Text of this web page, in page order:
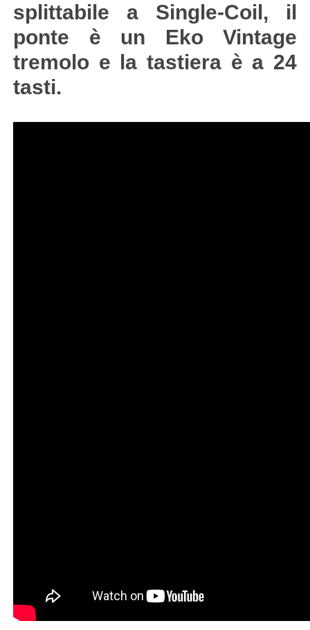
splittabile a Single-Coil, il
ponte è un Eko Vintage
tremolo e la tastiera è a 24
tasti.